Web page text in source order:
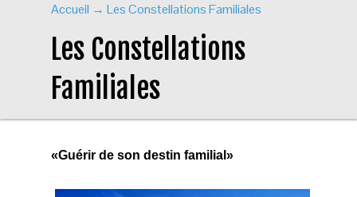
Accueil → Les Constellations Familiales
Les Constellations
Familiales
«Guérir de son destin familial»